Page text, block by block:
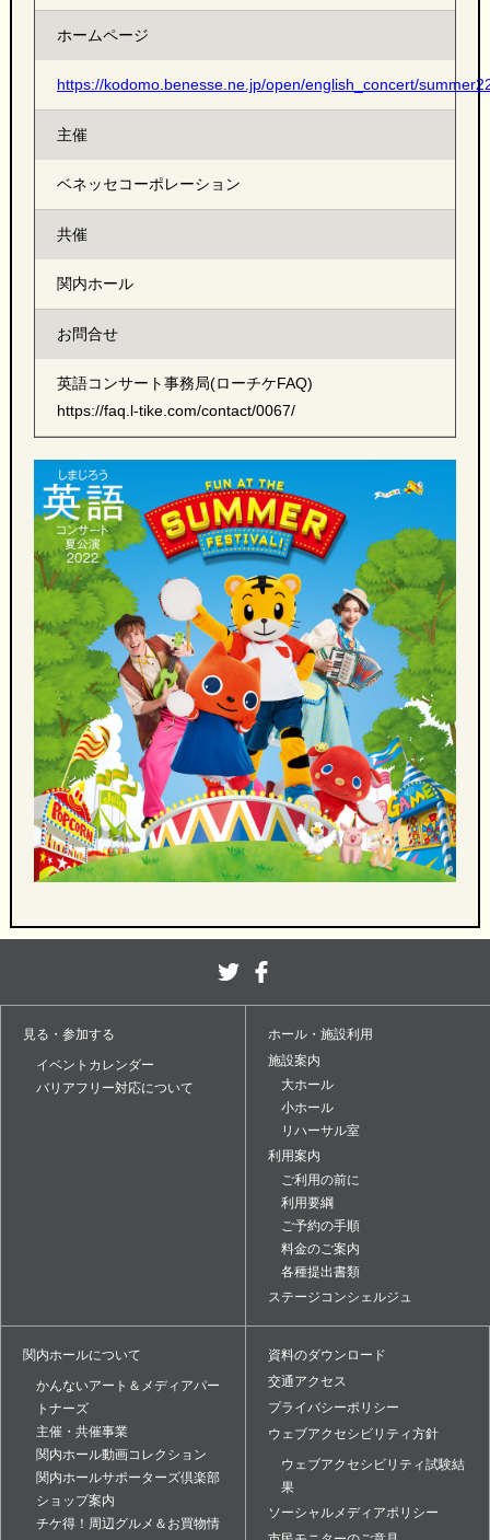
ホームページ
https://kodomo.benesse.ne.jp/open/english_concert/
主催
ベネッセコーポレーション
共催
関内ホール
お問合せ
英語コンサート事務局(ローチケFAQ)
https://faq.l-tike.com/contact/0067/
見る・参加する
イベントカレンダー
バリアフリー対応について
ホール・施設利用
施設案内
大ホール
小ホール
リハーサル室
利用案内
ご利用の前に
利用要綱
ご予約の手順
料金のご案内
各種提出書類
ステージコンシェルジュ
関内ホールについて
かんないアート＆メディアパー
トナーズ
主催・共催事業
関内ホール動画コレクション
関内ホールサポーターズ倶楽部
ショップ案内
チケ得！周辺グルメ＆お買物情
資料のダウンロード
交通アクセス
プライバシーポリシー
ウェブアクセシビリティ方針
ウェブアクセシビリティ試験結
果
ソーシャルメディアポリシー